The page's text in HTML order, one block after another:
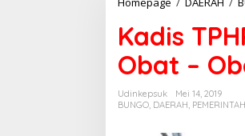
Kadis
Obat –
Udinkepsuk
Mei 14, 2019
BUNGO DAERAH PEMERINTAH